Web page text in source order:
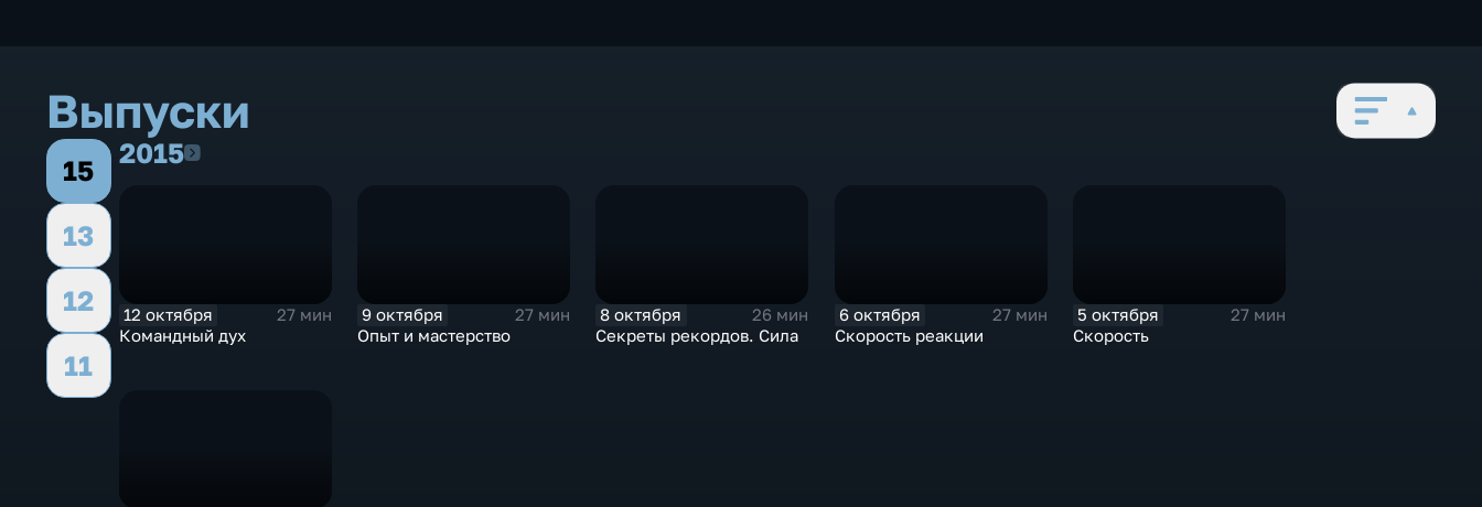
Выпуски
15
13
12
11
20152015
12 октября
27 мин
Командный дух
9 октября
27 мин
Опыт и мастерство
8 октября
26 мин
Секреты рекордов. Сила
6 октября
27 мин
Скорость реакции
5 октября
27 мин
Скорость